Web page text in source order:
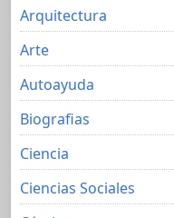
Arquitectura
Arte
Autoayuda
Biografias
Ciencia
Ciencias Sociales